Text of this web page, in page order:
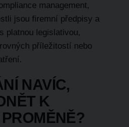
management,
jsou firemní předpisy a
platnou legislativou,
příležitostí nebo
NAVÍC,
K
PROMĚNĚ?